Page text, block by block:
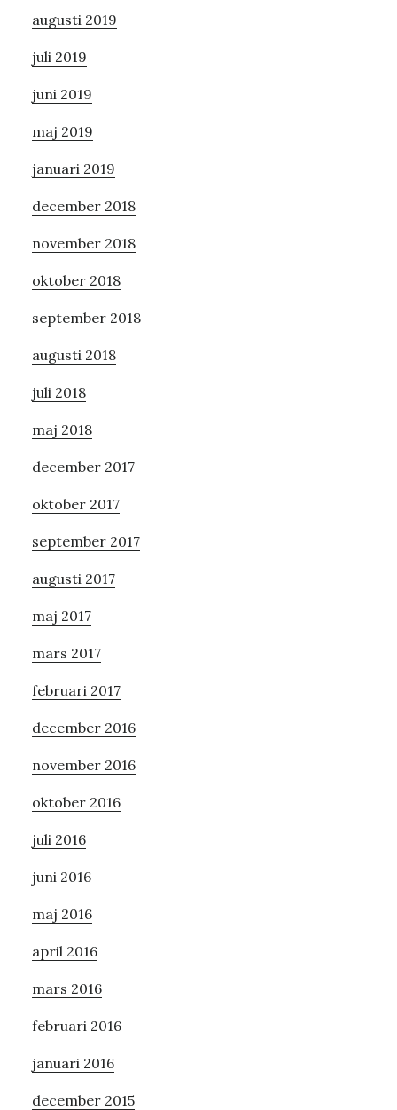
augusti 2019
juli 2019
juni 2019
maj 2019
januari 2019
december 2018
november 2018
oktober 2018
september 2018
augusti 2018
juli 2018
maj 2018
december 2017
oktober 2017
september 2017
augusti 2017
maj 2017
mars 2017
februari 2017
december 2016
november 2016
oktober 2016
juli 2016
juni 2016
maj 2016
april 2016
mars 2016
februari 2016
januari 2016
december 2015